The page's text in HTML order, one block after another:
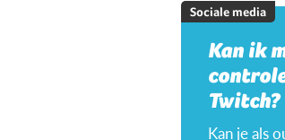
Sociale media
Kan ik
Twitch?
Kan je als